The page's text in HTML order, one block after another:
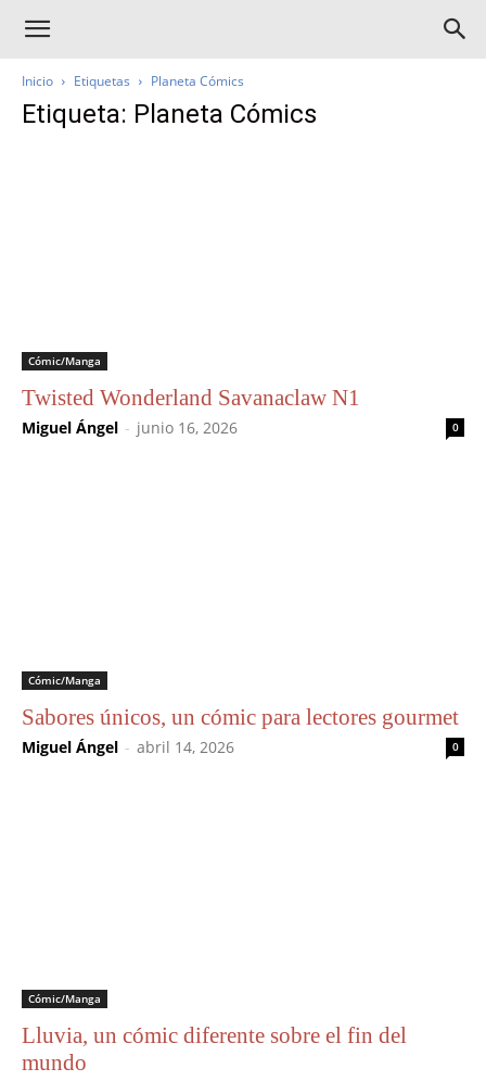
Inicio Etiquetas Planeta Cómics
Etiqueta: Planeta Cómics
Cómic/Manga
Twisted Wonderland Savanaclaw N1
Miguel Ángel - junio 16, 2026 0
Cómic/Manga
Sabores únicos, un cómic para lectores gourmet
Miguel Ángel - abril 14, 2026 0
Cómic/Manga
Lluvia, un cómic diferente sobre el fin del
mundo